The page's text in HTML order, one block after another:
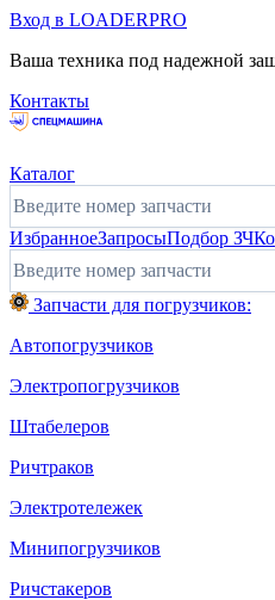
Вход в LOADERPRO
Ваша техника под надежной
Контакты
Каталог
ИзбранноеЗапросыПодбор ЗЧ
Запчасти для погрузчиков:
Автопогрузчиков
Электропогрузчиков
Штабелеров
Ричтраков
Электротележек
Минипогрузчиков
Ричстакеров